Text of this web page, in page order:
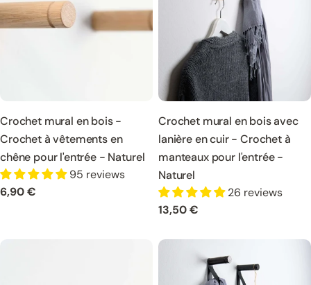
Crochet mural en bois -
Crochet à vêtements en
chêne pour l'entrée - Naturel
95 reviews
Prix
6,90 €
Crochet mural en bois avec
lanière en cuir - Crochet à
manteaux pour l'entrée -
Naturel
26 reviews
Prix
13,50 €